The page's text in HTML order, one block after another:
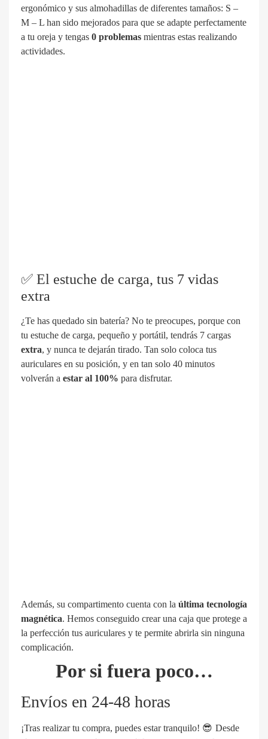
ergonómico y sus almohadillas de diferentes tamaños: S –
M – L han sido mejorados para que se adapte perfectamente
a tu oreja y tengas 0 problemas mientras estas realizando
actividades.
✅ El estuche de carga, tus 7 vidas
extra
¿Te has quedado sin batería? No te preocupes, porque con
tu estuche de carga, pequeño y portátil, tendrás 7 cargas
extra, y nunca te dejarán tirado. Tan solo coloca tus
auriculares en su posición, y en tan solo 40 minutos
volverán a estar al 100% para disfrutar.
Además, su compartimento cuenta con la última tecnología
magnética. Hemos conseguido crear una caja que protege a
la perfección tus auriculares y te permite abrirla sin ninguna
complicación.
Por si fuera poco…
Envíos en 24-48 horas
¡Tras realizar tu compra, puedes estar tranquilo! 😎 Desde